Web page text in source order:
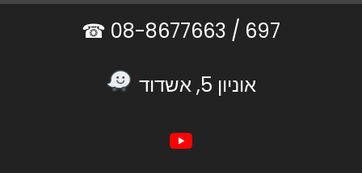
697 /
אוניון 5, אשדוד